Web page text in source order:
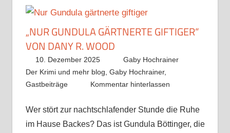
„NUR GUNDULA GÄRTNERTE GIFTIGER“
VON DANY R. WOOD
10. Dezember 2025
Gaby Hochrainer
Der Krimi und mehr blog Gaby Hochrainer,
Gastbeiträge
Kommentar hinterlassen
Wer stört zur nachtschlafender Stunde die Ruhe
im Hause Backes? Das ist Gundula Böttinger, die